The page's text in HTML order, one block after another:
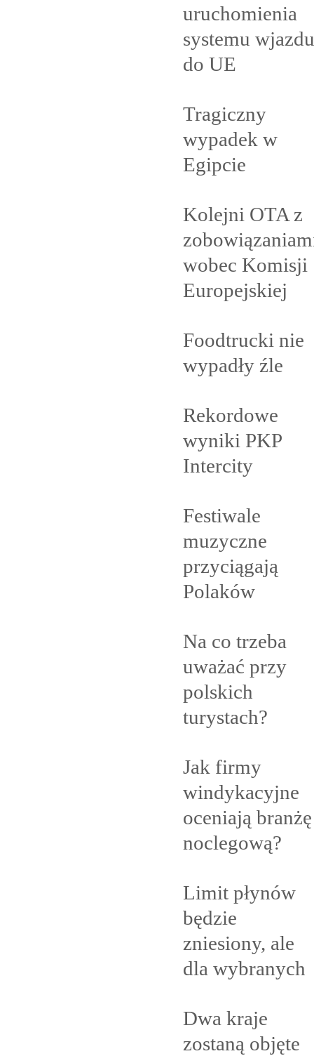
uruchomienia
systemu wjazdu
do UE
Tragiczny
wypadek w
Egipcie
Kolejni OTA z
wobec Komisji
Europejskiej
Foodtrucki nie
wypadły źle
Rekordowe
wyniki PKP
Intercity
Festiwale
muzyczne
przyciągają
Polaków
Na co trzeba
uważać przy
polskich
turystach?
Jak firmy
windykacyjne
oceniają branżę
noclegową?
Limit płynów
będzie
zniesiony, ale
dla wybranych
Dwa kraje
zostaną objęte